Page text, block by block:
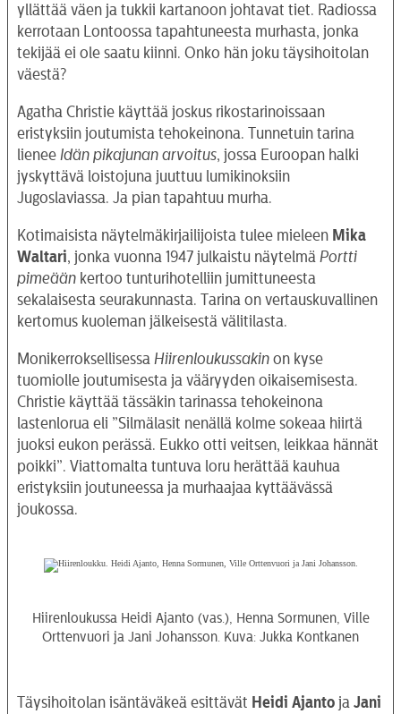
yllättää väen ja tukkii kartanoon johtavat tiet. Radiossa
kerrotaan Lontoossa tapahtuneesta murhasta, jonka
tekijää ei ole saatu kiinni. Onko hän joku täysihoitolan
väestä?
Agatha Christie käyttää joskus rikostarinoissaan
eristyksiin joutumista tehokeinona. Tunnetuin tarina
lienee Idän pikajunan arvoitus, jossa Euroopan halki
jyskyttävä loistojuna juuttuu lumikinoksiin
Jugoslaviassa. Ja pian tapahtuu murha.
Kotimaisista näytelmäkirjailijoista tulee mieleen Mika
Waltari, jonka vuonna 1947 julkaistu näytelmä Portti
pimeään kertoo tunturihotelliin jumittuneesta
sekalaisesta seurakunnasta. Tarina on vertauskuvallinen
kertomus kuoleman jälkeisestä välitilasta.
Monikerroksellisessa Hiirenloukussakin on kyse
tuomiolle joutumisesta ja vääryyden oikaisemisesta.
Christie käyttää tässäkin tarinassa tehokeinona
lastenlorua eli ”Silmälasit nenällä kolme sokeaa hiirtä
juoksi eukon perässä. Eukko otti veitsen, leikkaa hännät
poikki”. Viattomalta tuntuva loru herättää kauhua
eristyksiin joutuneessa ja murhaajaa kyttäävässä
joukossa.
Hiirenloukussa Heidi Ajanto (vas.), Henna Sormunen, Ville
Orttenvuori ja Jani Johansson. Kuva: Jukka Kontkanen
Täysihoitolan isäntäväkeä esittävät Heidi Ajanto ja Jani